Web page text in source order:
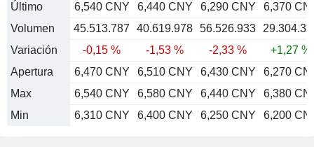
Último
6,540 CNY 6,440 CNY 6,290 CNY
6,370
Volumen
45.513.787 40.619.978 56.526.933
Variación
-0,15 % -1,53 % -2,33 %
+1,27 %
Apertura
6,470 CNY 6,510 CNY 6,430 CNY
6,270
Max
6,540 CNY 6,580 CNY 6,440 CNY
6,380
Min
6,310 CNY 6,400 CNY 6,250 CNY 6,200